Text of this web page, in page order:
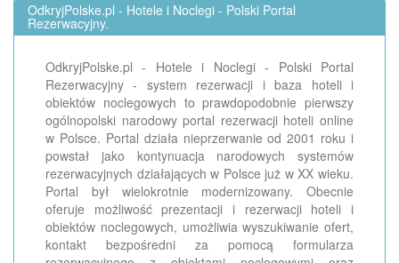
OdkryjPolske.pl - Hotele i Noclegi - Polski Portal
Rezerwacyjny.
OdkryjPolske.pl - Hotele i Noclegi - Polski Portal
Rezerwacyjny - system rezerwacji i baza hoteli i
obiektów noclegowych to prawdopodobnie pierwszy
ogólnopolski narodowy portal rezerwacji hoteli online
w Polsce. Portal działa nieprzerwanie od 2001 roku i
powstał jako kontynuacja narodowych systemów
rezerwacyjnych działających w Polsce już w XX wieku.
Portal był wielokrotnie modernizowany. Obecnie
oferuje możliwość prezentacji i rezerwacji hoteli i
obiektów noclegowych, umożliwia wyszukiwanie ofert,
kontakt bezpośredni za pomocą formularza